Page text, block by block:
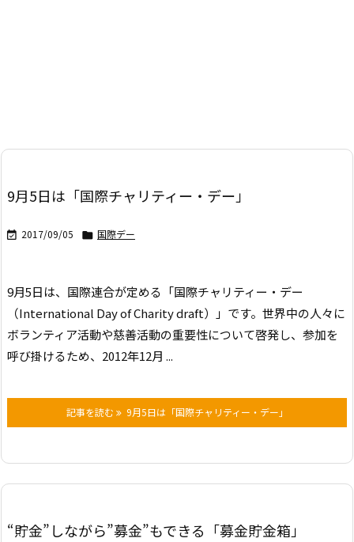
9月5日は「国際チャリティー・デー」
 2017/09/05  国際デー
9月5日は、国際連合が定める「国際チャリティー・デー
（International Day of Charity draft）」です。世界中の人々に
ボランティア活動や慈善活動の重要性について啓発し、参加を
呼び掛けるため、2012年12月 ...
記事を読む 9月5日は「国際チャリティー・デー」
“貯金”しながら”募金”もできる「募金貯金箱」